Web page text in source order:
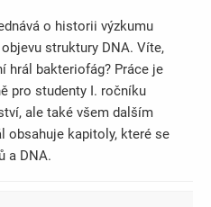
o historii výzkumu
struktury DNA. Víte,
hrál bakteriofág? Práce je
pro studenty I. ročníku
ale také všem dalším
obsahuje kapitoly, které se
a DNA.